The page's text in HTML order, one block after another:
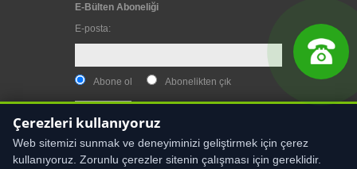
E-Bülten Aboneliği
E-posta:
Abone ol Abonelikten çık
Çerezleri kullanıyoruz
Web sitemizi sunmak ve deneyiminizi geliştirmek için çerez
kullanıyoruz. Zorunlu çerezler sitenin çalışması için gereklidir.